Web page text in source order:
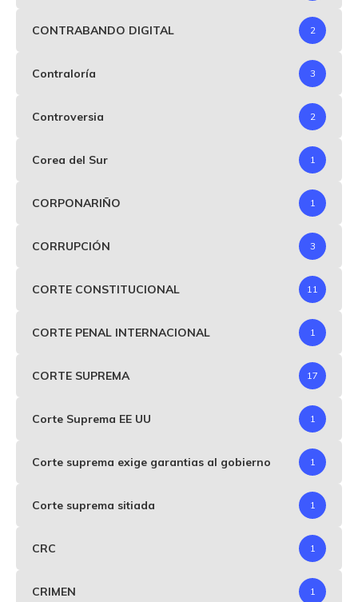
CONTRABANDO DIGITAL 2
Contraloría 3
Controversia 2
Corea del Sur 1
CORPONARIÑO 1
CORRUPCIÓN 3
CORTE CONSTITUCIONAL 11
CORTE PENAL INTERNACIONAL 1
CORTE SUPREMA 17
Corte Suprema EE UU 1
Corte suprema exige garantias al gobierno 1
Corte suprema sitiada 1
CRC 1
CRIMEN 1